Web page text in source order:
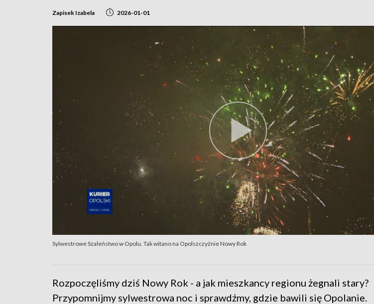
Zapisek Izabela 2026-01-01
Sylwestrowe Szaleństwo w Opolu. Tak witano na Opolszczyźnie Nowy Rok
Rozpoczęliśmy dziś Nowy Rok - a jak mieszkancy regionu żegnali stary?
Przypomnijmy sylwestrowa noc i sprawdźmy, gdzie bawili się Opolanie.